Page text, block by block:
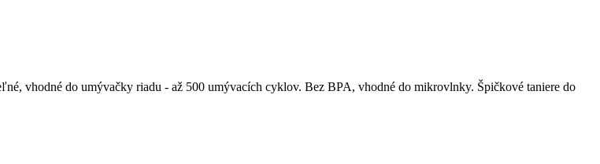
vhodné do umývačky riadu - až 500 umývacích cyklov. Bez BPA, vhodné do mikrovlnky. Špičkové taniere do